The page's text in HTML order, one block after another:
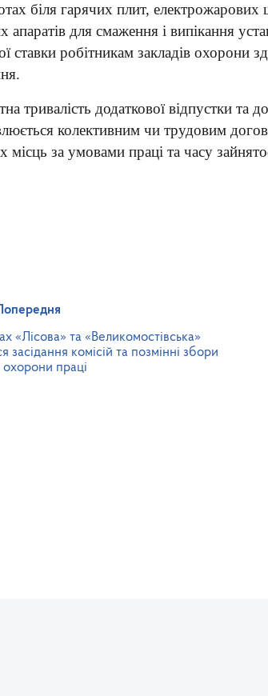
біля гарячих плит,
апаратів для смаження і випікання
ставки робітникам закладів охорони
тривалість додаткової відпустки та
колективним чи трудовим
місць за умовами праці та часу
«Лісова» та «Великомостівська»
засідання комісій та позмінні збори
охорони праці